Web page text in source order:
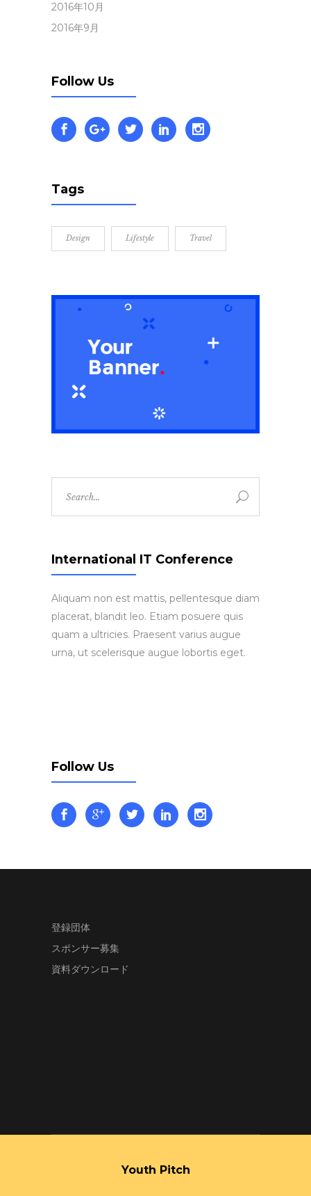
2016年10月
2016年9月
Follow Us
Tags
Design Lifestyle Travel
International IT Conference
Aliquam non est mattis, pellentesque diam
placerat, blandit leo. Etiam posuere quis
quam a ultricies. Praesent varius augue
urna, ut scelerisque augue lobortis eget.
Follow Us
登録団体
スポンサー募集
資料ダウンロード
Youth Pitch